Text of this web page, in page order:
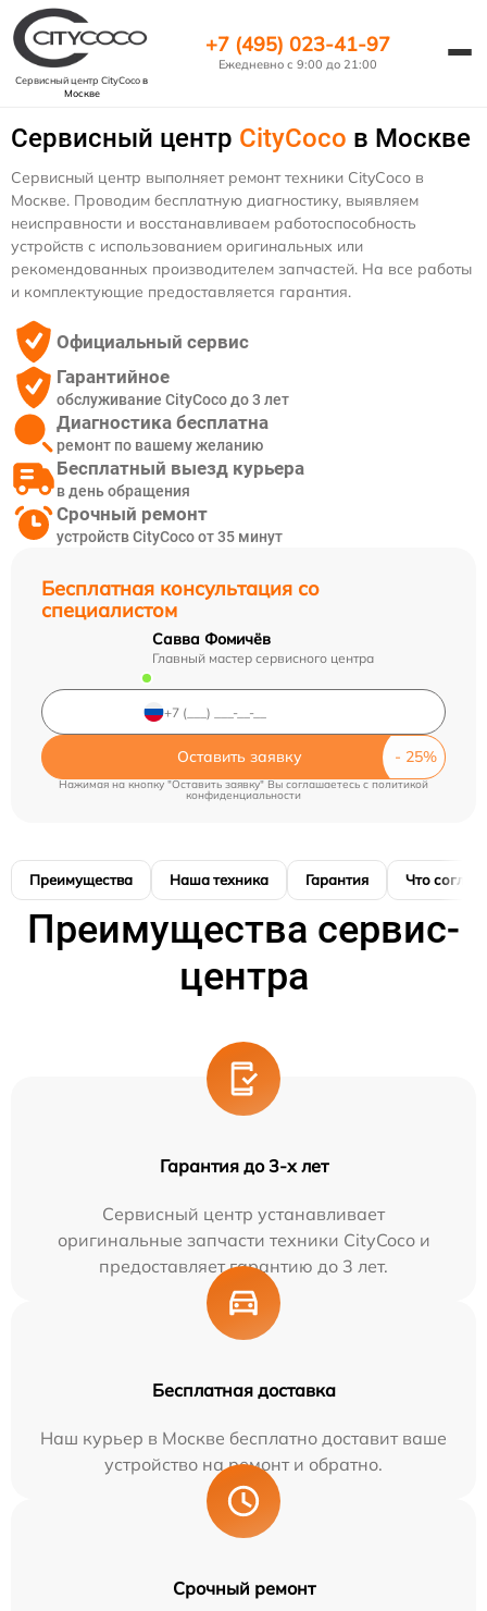
Сервисный центр CityCocoв
Москве
+7 (495) 023-41-97
Ежедневно с 9:00 до 21:00
Сервисный центр CityCoco в Москве
Бесплатная консультация со
специалистом
Савва Фомичёв
Главный мастер сервисного центра
Оставить заявку
Нажимая на кнопку "Оставить заявку" Вы соглашаетесь cполитикой
конфиденциальности
Сервисный центр выполняет ремонт техники CityCoco в
Москве. Проводим бесплатную диагностику, выявляем
неисправности и восстанавливаем работоспособность
устройств с использованием оригинальных или
рекомендованных производителем запчастей. На все работы
и комплектующие предоставляется гарантия.
Официальный сервис
Гарантийное
обслуживание CityCoco до 3 лет
Диагностика бесплатна
ремонт по вашему желанию
Бесплатный выезд курьера
в день обращения
Срочный ремонт
устройств CityCoco от 35 минут
Преимущества Наша техника Гарантия Что
Преимущества сервис-
центра
Гарантия до 3-х лет
Сервисный центр устанавливает
оригинальные запчасти техники CityCoco и
предоставляет гарантию до 3 лет.
Бесплатная доставка
Наш курьер в Москве бесплатно доставит ваше
устройство на ремонт и обратно.
Срочный ремонт